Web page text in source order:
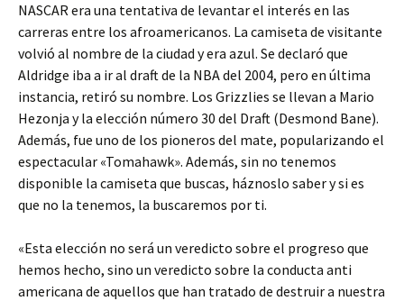
NASCAR era una tentativa de levantar el interés en las
carreras entre los afroamericanos. La camiseta de visitante
volvió al nombre de la ciudad y era azul. Se declaró que
Aldridge iba a ir al draft de la NBA del 2004, pero en última
instancia, retiró su nombre. Los Grizzlies se llevan a Mario
Hezonja y la elección número 30 del Draft (Desmond Bane).
Además, fue uno de los pioneros del mate, popularizando el
espectacular «Tomahawk». Además, sin no tenemos
disponible la camiseta que buscas, háznoslo saber y si es
que no la tenemos, la buscaremos por ti.
«Esta elección no será un veredicto sobre el progreso que
hemos hecho, sino un veredicto sobre la conducta anti
americana de aquellos que han tratado de destruir a nuestra